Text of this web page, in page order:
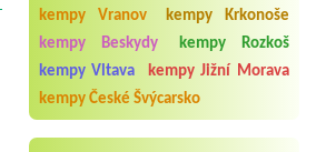
Termín od 2026-08-18 |Stanové
tábořiště Petrův palouk
4l chatka , 2 osoby + elektřina
Termín od 2026-07-25 |
1x2L, 2 osoby
Termín od 2026-07-31 |Kemp Václav
kempy Vranov
kempy Krkonoše
kempy Beskydy
kempy Rozkoš
kempy Vltava
kempy Jižní Morava
kempy České Švýcarsko